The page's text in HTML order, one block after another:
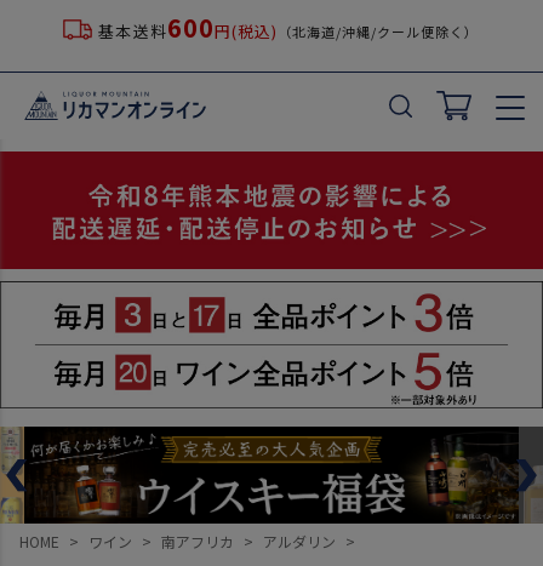
基本送料600円(税込) （北海道/沖縄/クール便除く）
HOME ワイン 南アフリカ アルダリン